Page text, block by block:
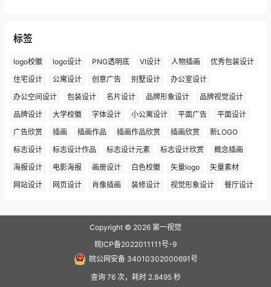
标签
logo校徽 logo设计 PNG透明底 VI设计 人物插画
优秀包装设计
住宅设计
公寓设计 创意广告 别墅设计
办公室设计
办公空间设计
包装设计 名片设计 品牌形象设计
品牌视觉设计
品牌设计
大学校徽 字体设计 小公寓设计 平面广告
平面设计
广告欣赏
插画 插画作品 插画作品欣赏 插画欣赏
新LOGO
标志设计
标志设计作品 标志设计元素 标志设计欣赏
概念插画
海报设计
电影海报 画册设计 白色校徽 矢量logo
矢量素材
网站设计
网页设计 肖像插画 装修设计 视觉形象设计 餐厅设计
Copyright © 2026 第一视觉
皖ICP备2022011111号-9
皖公网安备 34010302000691号
查询 76 次，耗时 2.8495 秒